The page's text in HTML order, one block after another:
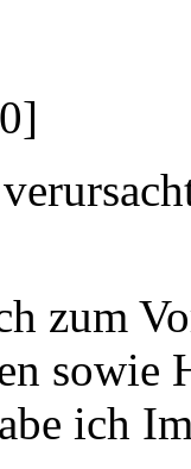
zum
sowie
ich